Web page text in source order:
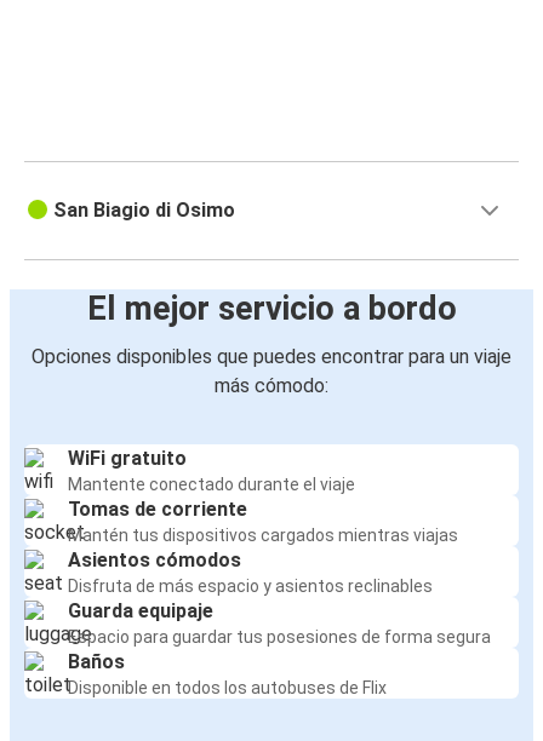
San Biagio di Osimo
El mejor servicio a bordo
Opciones disponibles que puedes encontrar para un viaje
más cómodo:
WiFi gratuito
Mantente conectado durante el viaje
Tomas de corriente
Mantén tus dispositivos cargados mientras viajas
Asientos cómodos
Disfruta de más espacio y asientos reclinables
Guarda equipaje
Espacio para guardar tus posesiones de forma segura
Baños
Disponible en todos los autobuses de Flix